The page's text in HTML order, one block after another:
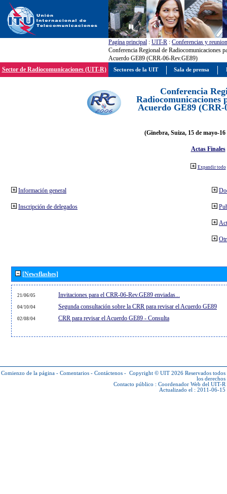
Pagína principal : UIT-R : Conferencias y
Conferencia Regional de Radiocomunicaciones
Acuerdo GE89 (CRR-06-Rev.GE89)
Sector de Radiocomunicaciones (UIT-R)
Conferencia
Radiocomunicaciones
Acuerdo GE89 (CRR-
(Ginebra, Suiza, 15 de mayo-
Actas Finales
Expandir todo
Información general
Inscripción de delegados
[Newsflashes]
21/06/05 Invitaciones para el CRR-06-Rev.GE89 enviadas...
04/10/04 Segunda consultación sobre la CRR para revisar el Acuerdo GE89
02/08/04 CRR para revisar el Acuerdo GE89 - Consulta
Comienzo de la página - Comentarios - Contáctenos - Copyright © UIT 2026 Reservados todos
los derechos
Contacto público : Coordenador Web del UIT-R
Actualizado el : 2011-06-15
Sectores de la UIT Sala de prensa